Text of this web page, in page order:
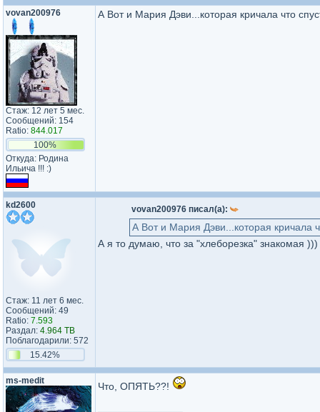
vovan200976
Стаж: 12 лет 5 мес.
Сообщений: 154
Ratio: 844.017
100%
Откуда: Родина
Ильича !!! :)
А Вот и Мария Дэви...которая кричала что
kd2600
Стаж: 11 лет 6 мес.
Сообщений: 49
Ratio: 7.593
Раздал: 4.964 TB
Поблагодарили: 572
15.42%
vovan200976 писал(а):
А Вот и Мария Дэви...которая кричала
А я то думаю, что за "хлеборезка" знакомая )))
ms-medit Что, ОПЯТЬ??!